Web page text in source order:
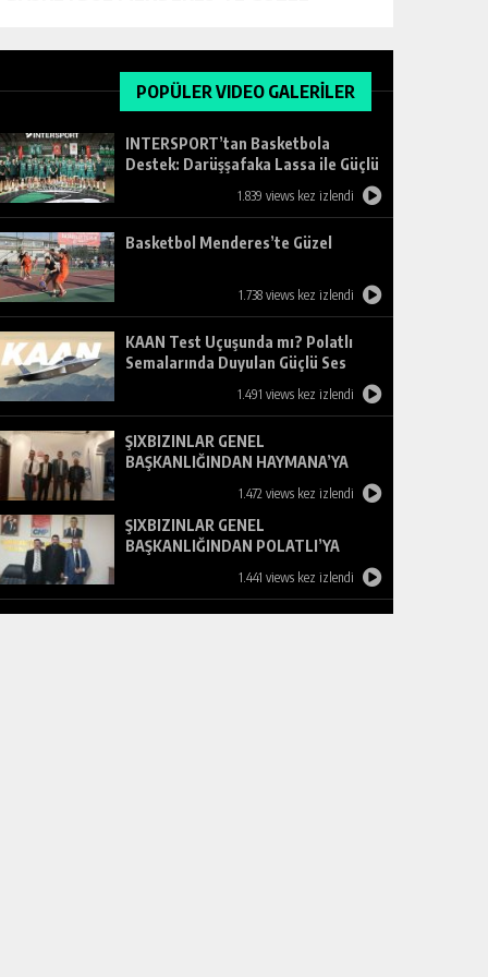
POPÜLER VIDEO GALERİLER
INTERSPORT’tan Basketbola
Destek: Darüşşafaka Lassa ile Güçlü
1.839 views kez izlendi
Basketbol Menderes’te Güzel
1.738 views kez izlendi
KAAN Test Uçuşunda mı? Polatlı
Semalarında Duyulan Güçlü Ses
1.491 views kez izlendi
ŞIXBIZINLAR GENEL
BAŞKANLIĞINDAN HAYMANA’YA
1.472 views kez izlendi
ŞIXBIZINLAR GENEL
BAŞKANLIĞINDAN POLATLI’YA
1.441 views kez izlendi